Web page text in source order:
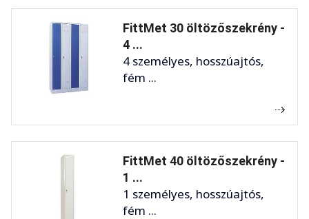
FittMet 30 öltözőszekrény -
4 ...
4 személyes, hosszúajtós,
fém ...
FittMet 40 öltözőszekrény -
1 ...
1 személyes, hosszúajtós,
fém ...